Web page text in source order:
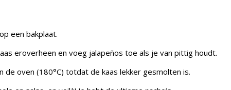
een bakplaat.
eroverheen en voeg jalapeños toe als je van pittig houdt.
de oven (180°C) totdat de kaas lekker gesmolten is.